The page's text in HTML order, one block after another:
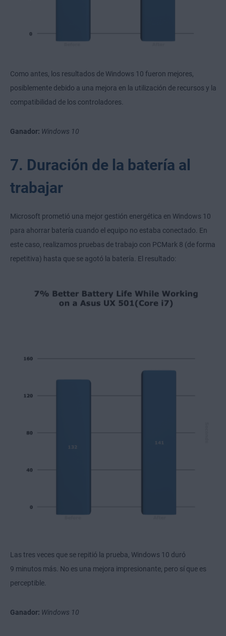
Como antes, los resultados de Windows 10 fueron mejores,
posiblemente debido a una mejora en la utilización de recursos y la
compatibilidad de los controladores.
Ganador: Windows 10
7. Duración de la batería al
trabajar
Microsoft prometió una mejor gestión energética en Windows 10
para ahorrar batería cuando el equipo no estaba conectado. En
este caso, realizamos pruebas de trabajo con PCMark 8 (de forma
repetitiva) hasta que se agotó la batería. El resultado:
Las tres veces que se repitió la prueba, Windows 10 duró
9 minutos más. No es una mejora impresionante, pero sí que es
perceptible.
Ganador: Windows 10